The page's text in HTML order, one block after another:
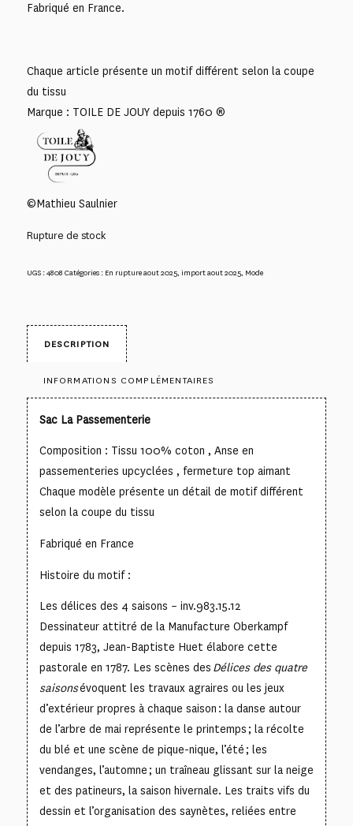
Fabriqué en France.
Chaque article présente un motif différent selon la coupe
du tissu
Marque : TOILE DE JOUY depuis 1760 ®
©Mathieu Saulnier
Rupture de stock
UGS :4808 Catégories : En rupture aout 2025, import aout 2025, Mode
DESCRIPTION
INFORMATIONS COMPLÉMENTAIRES
Sac La Passementerie
Composition : Tissu 100% coton , Anse en
passementeries upcyclées , fermeture top aimant
Chaque modèle présente un détail de motif différent
selon la coupe du tissu
Fabriqué en France
Histoire du motif :
Les délices des 4 saisons – inv.983.15.12
Dessinateur attitré de la Manufacture Oberkampf
depuis 1783, Jean-Baptiste Huet élabore cette
pastorale en 1787. Les scènes des Délices des quatre
saisonsévoquent les travaux agraires ou les jeux
d’extérieur propres à chaque saison : la danse autour
de l’arbre de mai représente le printemps ; la récolte
du blé et une scène de pique-nique, l’été ; les
vendanges, l’automne ; un traîneau glissant sur la neige
et des patineurs, la saison hivernale. Les traits vifs du
dessin et l’organisation des saynètes, reliées entre